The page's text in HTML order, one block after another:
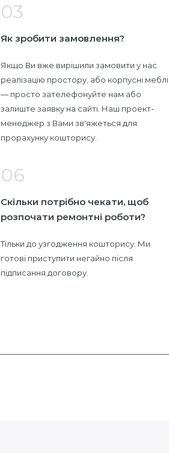
03
Як зробити замовлення?
Якщо Ви вже вирішили замовити у нас
реалізацію простору, або корпусні меблі
— просто зателефонуйте нам або
залиште заявку на сайті. Наш проект-
менеджер з Вами зв'яжеться для
прорахунку кошторису.
06
Скільки потрібно чекати, щоб
розпочати ремонтні роботи?
Тільки до узгодження кошторису. Ми
готові приступити негайно після
підписання договору.